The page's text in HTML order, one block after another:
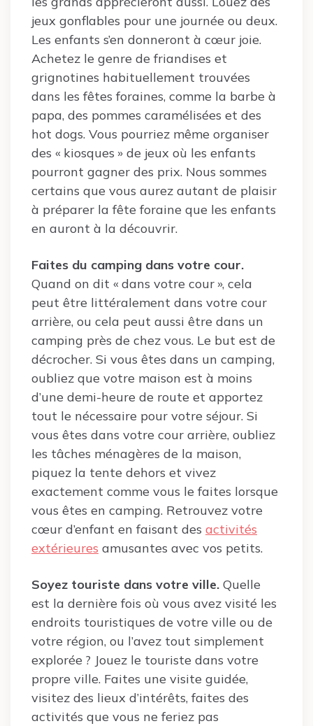
jeux gonflables pour une journée ou deux.
Les enfants s’en donneront à cœur joie.
Achetez le genre de friandises et
grignotines habituellement trouvées
dans les fêtes foraines, comme la barbe à
papa, des pommes caramélisées et des
hot dogs. Vous pourriez même organiser
des « kiosques » de jeux où les enfants
pourront gagner des prix. Nous sommes
certains que vous aurez autant de plaisir
à préparer la fête foraine que les enfants
en auront à la découvrir.
Faites du camping dans votre cour.
Quand on dit « dans votre cour », cela
peut être littéralement dans votre cour
arrière, ou cela peut aussi être dans un
camping près de chez vous. Le but est de
décrocher. Si vous êtes dans un camping,
oubliez que votre maison est à moins
d’une demi-heure de route et apportez
tout le nécessaire pour votre séjour. Si
vous êtes dans votre cour arrière, oubliez
les tâches ménagères de la maison,
piquez la tente dehors et vivez
exactement comme vous le faites lorsque
vous êtes en camping. Retrouvez votre
cœur d’enfant en faisant des activités
extérieures amusantes avec vos petits.
Soyez touriste dans votre ville. Quelle
est la dernière fois où vous avez visité les
endroits touristiques de votre ville ou de
votre région, ou l’avez tout simplement
explorée ? Jouez le touriste dans votre
propre ville. Faites une visite guidée,
visitez des lieux d’intérêts, faites des
activités que vous ne feriez pas